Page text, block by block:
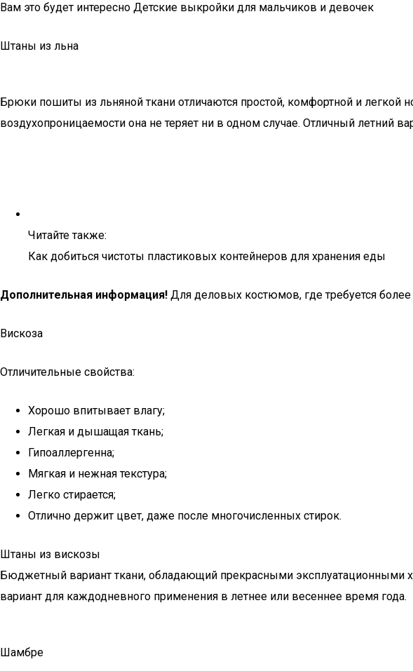
Вам это будет интересно Детские выкройки для мальчиков и девочек
Штаны из льна
Брюки пошиты из льняной ткани отличаются простой, комфортной и легкой
воздухопроницаемости она не теряет ни в одном случае. Отличный летний
Читайте также:
Как добиться чистоты пластиковых контейнеров для хранения еды
Дополнительная информация! Для деловых костюмов, где требуется более
Вискоза
Отличительные свойства:
Хорошо впитывает влагу;
Легкая и дышащая ткань;
Гипоаллергенна;
Мягкая и нежная текстура;
Легко стирается;
Отлично держит цвет, даже после многочисленных стирок.
Штаны из вискозы
Бюджетный вариант ткани, обладающий прекрасными эксплуатационными
вариант для каждодневного применения в летнее или весеннее время года.
Шамбре